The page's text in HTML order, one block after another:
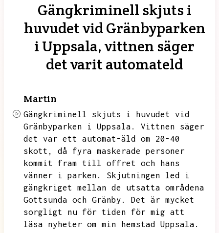
Gängkriminell skjuts i
huvudet vid Gränbyparken
i Uppsala, vittnen säger
det varit automateld
Martin
Gängkriminell skjuts i huvudet vid
Gränbyparken i Uppsala.
Vittnen säger
det var ett automat-äld om 20-40
skott,
då fyra maskerade personer
kommit fram till offret och hans
vänner i parken.
Skjutningen led i
gängkriget mellan de utsatta områdena
Gottsunda och Gränby.
Det är mycket
sorgligt nu för tiden för mig att
läsa nyheter om min hemstad Uppsala.